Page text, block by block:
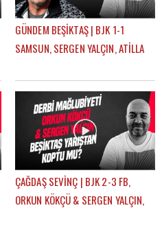
GÜNDEM BEŞİKTAŞ | BJK 1-1
SAMSUN, SERGEN YALÇIN, ATİLLA
ÇAĞDAŞ SEVİNÇ
ÇAĞDAŞ SEVİNÇ | BJK 2-3 FB,
ORKUN KÖKÇÜ & SERGEN YALÇIN,